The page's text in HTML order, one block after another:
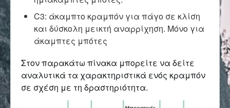
C3: άκαμπτο κραμπόν για πάγο σε κλίση
και δύσκολη μεικτή αναρρίχηση. Μόνο για
άκαμπτες μπότες
Στον παρακάτω πίνακα μπορείτε να δείτε
αναλυτικά τα χαρακτηριστικά ενός κραμπόν
σε σχέση με τη δραστηριότητα.